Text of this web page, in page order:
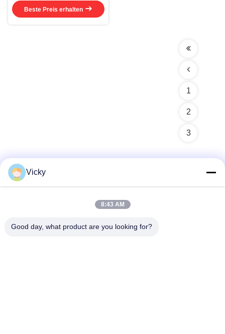
Beste Preis erhalten
1
2
3
3. Stock, Gebäude 2, Xinwuxia-Industriepark, Cuibao-
Vicky
8:43 AM
Good day, what product are you looking for?